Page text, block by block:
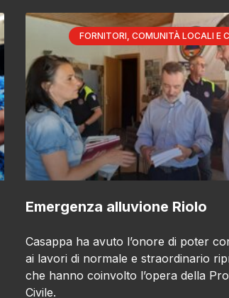
FORNITORI, COMUNITÀ LOCALI E
Emergenza alluvione Riolo
Casappa ha avuto l’onore di poter
ai lavori di normale e straordinario
che hanno coinvolto l’opera della
Civile.